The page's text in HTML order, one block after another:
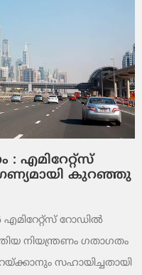
എമിറേറ്റ്സ്
കുറഞ്ഞു
റോഡിൽ
നിയന്ത്രണം ഗതാഗതം
സഹായിച്ചതായി